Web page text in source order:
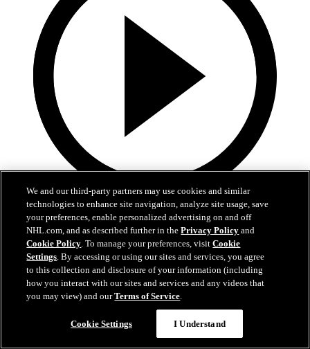
10:17
La Final de la Stanley Cup alrededor del mundo
Reviva los mejores momentos de la Final en 21 transmisiones y 14
idiomas diferentes
16 jun. 2026
We and our third-party partners may use cookies and similar
technologies to enhance site navigation, analyze site usage, save
your preferences, enable personalized advertising on and off
NHL.com, and as described further in thePrivacy Policy and
Cookie Policy. To manage your preferences, visitCookie
Settings. By accessing or using our sites and services, you agree
to this collection and disclosure of your information (including
how you interact with our sites and services and any videos that
you may view) and ourTerms of Service.
Cookie Settings I Understand